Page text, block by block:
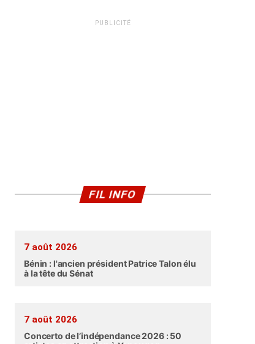
PUBLICITÉ
FIL INFO
7 août 2026
Bénin : l'ancien président Patrice Talon élu
à la tête du Sénat
7 août 2026
Concerto de l’indépendance 2026 : 50